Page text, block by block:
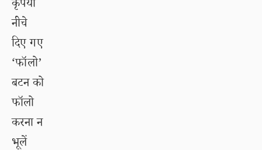
कृपया
नीचे
दिए गए
‘फॉलो’
बटन को
फॉलो
करना न
भूलें